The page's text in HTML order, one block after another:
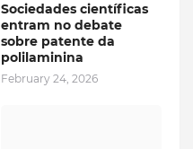
Sociedades científicas
entram no debate
sobre patente da
polilaminina
February 24, 2026